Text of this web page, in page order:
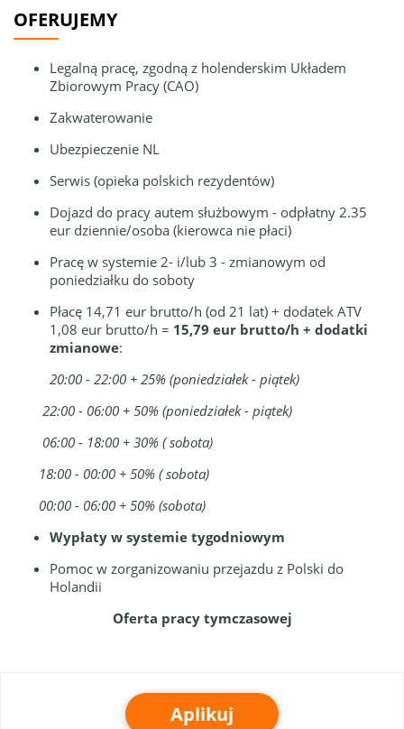
OFERUJEMY
Legalną pracę, zgodną z holenderskim Układem
Zbiorowym Pracy (CAO)
Zakwaterowanie
Ubezpieczenie NL
Serwis (opieka polskich rezydentów)
Dojazd do pracy autem służbowym - odpłatny 2.35
eur dziennie/osoba (kierowca nie płaci)
Pracę w systemie 2- i/lub 3 - zmianowym od
poniedziałku do soboty
Płacę 14,71 eur brutto/h (od 21 lat) + dodatek ATV
1,08 eur brutto/h = 15,79 eur brutto/h + dodatki
zmianowe:
20:00 - 22:00 + 25% (poniedziałek - piątek)
22:00 - 06:00 + 50% (poniedziałek - piątek)
06:00 - 18:00 + 30% ( sobota)
18:00 - 00:00 + 50% ( sobota)
00:00 - 06:00 + 50% (sobota)
Wypłaty w systemie tygodniowym
Pomoc w zorganizowaniu przejazdu z Polski do
Holandii
Oferta pracy tymczasowej
Aplikuj